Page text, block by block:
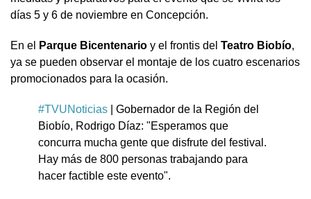
días 5 y 6 de noviembre en Concepción.
En el Parque Bicentenario y el frontis del Teatro Biobío,
ya se pueden observar el montaje de los cuatro escenarios
promocionados para la ocasión.
#TVUNoticias | Gobernador de la Región del
Biobío, Rodrigo Díaz: "Esperamos que
concurra mucha gente que disfrute del festival.
Hay más de 800 personas trabajando para
hacer factible este evento".